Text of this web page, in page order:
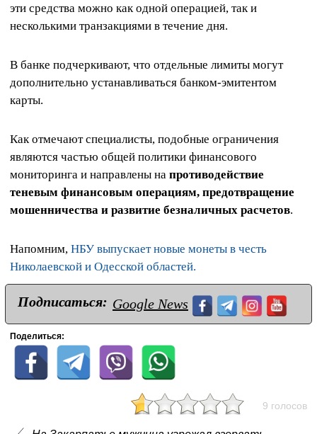
эти средства можно как одной операцией, так и
несколькими транзакциями в течение дня.
В банке подчеркивают, что отдельные лимиты могут
дополнительно устанавливаться банком-эмитентом
карты.
Как отмечают специалисты, подобные ограничения
являются частью общей политики финансового
мониторинга и направлены на противодействие
теневым финансовым операциям, предотвращение
мошенничества и развитие безналичных расчетов.
Напомним, НБУ выпускает новые монеты в честь
Николаевской и Одесской областей.
Подписаться: Google News
Поделиться:
9 голосов